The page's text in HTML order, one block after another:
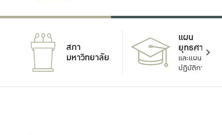
สภา
มหาวิทยาลัย
แผน
ยุทธศาสตร์
และแผน
ปฏิบัติการ